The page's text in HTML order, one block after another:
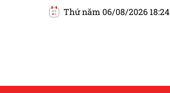
Thứ năm 06/08/2026 18:24